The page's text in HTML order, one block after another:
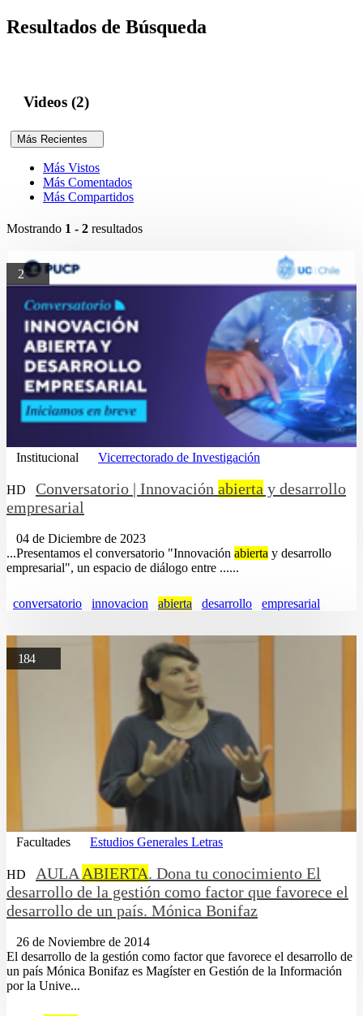
Resultados de Búsqueda
Videos (2)
Más Recientes
Más Vistos
Más Comentados
Más Compartidos
Mostrando 1 - 2 resultados
2
Institucional Vicerrectorado de Investigación
HD Conversatorio | Innovación abierta y desarrollo
empresarial
04 de Diciembre de 2023
...Presentamos el conversatorio "Innovación abierta y desarrollo
empresarial", un espacio de diálogo entre ......
conversatorio innovacion abierta desarrollo empresarial
184
Facultades Estudios Generales Letras
HD AULA ABIERTA. Dona tu conocimiento El
desarrollo de la gestión como factor que favorece el
desarrollo de un país. Mónica Bonifaz
26 de Noviembre de 2014
El desarrollo de la gestión como factor que favorece el desarrollo de
un país Mónica Bonifaz es Magíster en Gestión de la Información
por la Unive...